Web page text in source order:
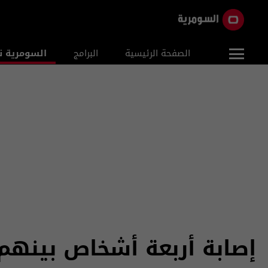
الصفحة الرئيسية البرامج السومرية
إصابة أربعة أشخاص